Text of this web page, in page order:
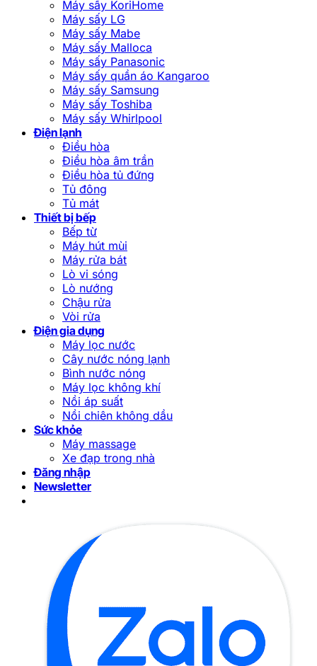
Máy sấy KoriHome
Máy sấy LG
Máy sấy Mabe
Máy sấy Malloca
Máy sấy Panasonic
Máy sấy quần áo Kangaroo
Máy sấy Samsung
Máy sấy Toshiba
Máy sấy Whirlpool
Điện lạnh
Điều hòa
Điều hòa âm trần
Điều hòa tủ đứng
Tủ đông
Tủ mát
Thiết bị bếp
Bếp từ
Máy hút mùi
Máy rửa bát
Lò vi sóng
Lò nướng
Chậu rửa
Vòi rửa
Điện gia dụng
Máy lọc nước
Cây nước nóng lạnh
Bình nước nóng
Máy lọc không khí
Nồi áp suất
Nồi chiên không dầu
Sức khỏe
Máy massage
Xe đạp trong nhà
Đăng nhập
Newsletter